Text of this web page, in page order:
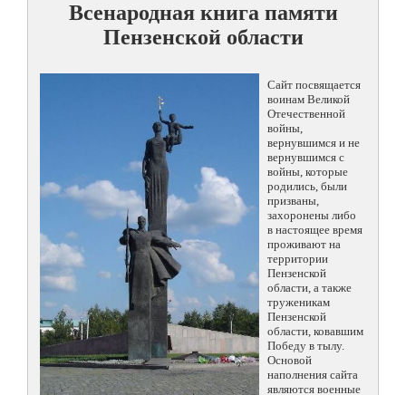
Всенародная книга памяти
Пензенской области
Сайт посвящается
воинам Великой
Отечественной
войны,
вернувшимся и не
вернувшимся с
войны, которые
родились, были
призваны,
захоронены либо
в настоящее время
проживают на
территории
Пензенской
области, а также
труженикам
Пензенской
области, ковавшим
Победу в тылу.
Основой
наполнения сайта
являются военные